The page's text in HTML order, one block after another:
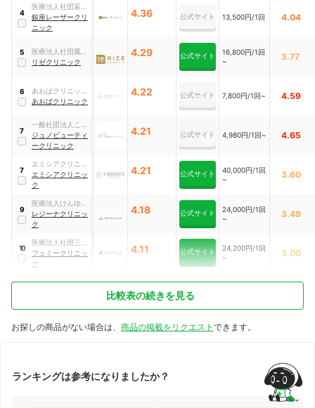
4
医療法人社団富家
会 銀座レーザーク
リニック
銀座レーザークリ
ニック
4.36 公式サイト 13,500円/1回 4.04
5
医療法人社団風林
会
リゼクリニック
4.29 公式サイト
16,800円/1回
~
3.77
6
あおばクリニック
グループ
あおばクリニック
4.22 公式サイト 7,800円/1回~ 4.59
7
一般社団法人ここ
ろ
ジュノビューティ
ークリニック
4.21 公式サイト 4,980円/1回~ 4.65
7
エミシアクリニッ
ク
エミシアクリニッ
ク
4.21 公式サイト
40,000円/1回
~
3.60
9
医療法人けんゆう
会
レジーナクリニッ
ク
4.18 公式サイト
24,000円/1回
~
3.49
10
医療法人社団三幸
会
フェミークリニッ
ク
4.11 公式サイト
24,200円/1回
~
3.00
比較表の続きを見る
お探しの商品がない場合は、 商品の掲載をリクエスト できます。
ランキングは参考になりましたか？